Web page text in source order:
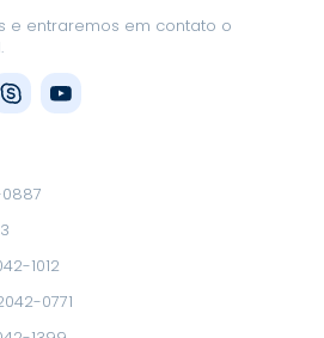
e entraremos em contato o
0887
1012
0771